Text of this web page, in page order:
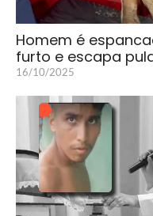
Homem é
furto e escapa
16/10/2025